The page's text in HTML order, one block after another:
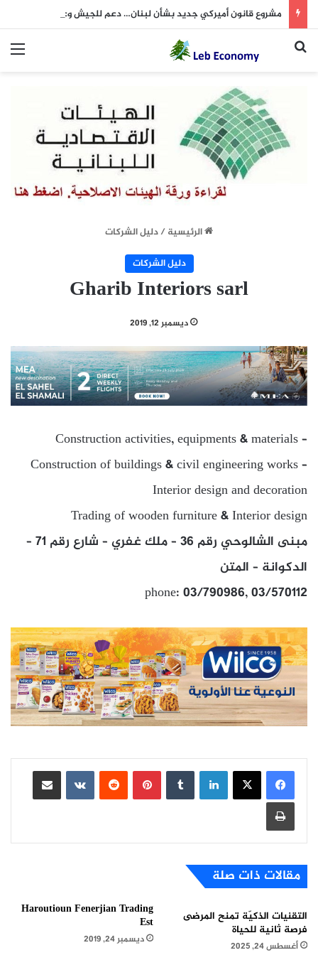
بحث عن
الرئيسية/دليل الشركات
دليل الشركات
Gharib Interiors sarl
ديسمبر 12, 2019
Construction activities, equipments & materials –
Construction of buildings & civil engineering works –
Interior design and decoration
Trading of wooden furniture & Interior design
مبنى الشالوحي رقم 36 – ملك غفري – شارع رقم 71 –
الدكوانة – المتن
phone: 03/790986, 03/570112
لينكدإن بينتيريست
مشاركة عبر البريد
طباعة
مقالات ذات صلة
التقنيات الذكيّة تمنح المرضى
فرصة ثانية للحياة
أغسطس 24, 2025
Haroutioun Fenerjian Trading
Est
ديسمبر 24, 2019